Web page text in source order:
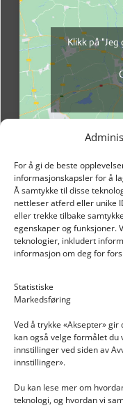
For å gi de beste
informasjonskapsler for å
Å samtykke til disse
nettleser atferd eller unike
eller trekke tilbake
egenskaper og funksjoner.
teknologier, inkludert
informasjon om deg for
Statistiske
Markedsføring
Ved å trykke «Aksepter»
kan også velge formålet du
innstillinger ved siden av
innstillinger».
Du kan lese mer om
teknologi, og hvordan vi
Klikk på